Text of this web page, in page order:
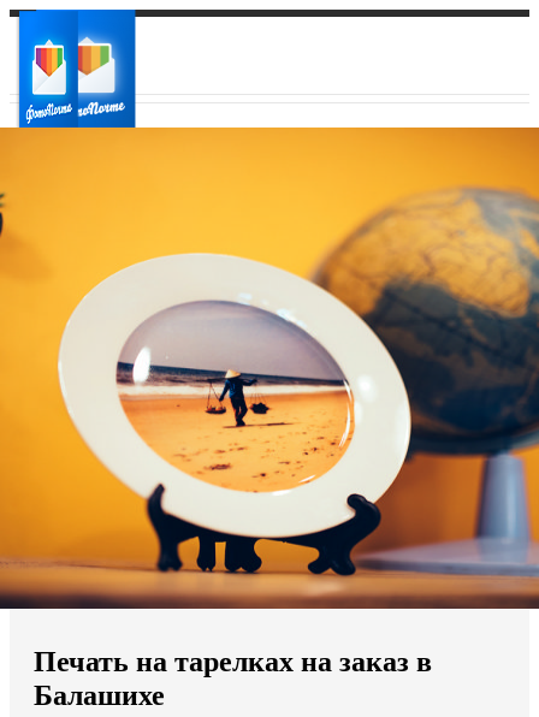
Ваш регион доставки
Выберите из списка:
Мы доставляем по всему миру
Продолжить без города
Печать на тарелках на заказ в
Балашихе